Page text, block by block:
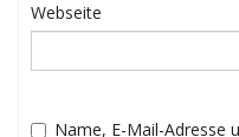
Webseite
Name, E-Mail-Adresse